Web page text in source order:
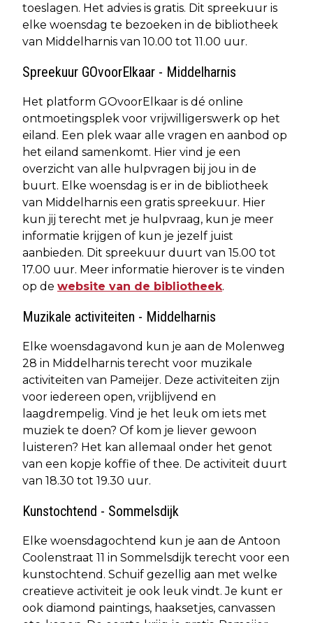
toeslagen. Het advies is gratis. Dit spreekuur is
elke woensdag te bezoeken in de bibliotheek
van Middelharnis van 10.00 tot 11.00 uur.
Spreekuur GOvoorElkaar - Middelharnis
Het platform GOvoorElkaar is dé online
ontmoetingsplek voor vrijwilligerswerk op het
eiland. Een plek waar alle vragen en aanbod op
het eiland samenkomt. Hier vind je een
overzicht van alle hulpvragen bij jou in de
buurt. Elke woensdag is er in de bibliotheek
van Middelharnis een gratis spreekuur. Hier
kun jij terecht met je hulpvraag, kun je meer
informatie krijgen of kun je jezelf juist
aanbieden. Dit spreekuur duurt van 15.00 tot
17.00 uur. Meer informatie hierover is te vinden
op de website van de bibliotheek.
Muzikale activiteiten - Middelharnis
Elke woensdagavond kun je aan de Molenweg
28 in Middelharnis terecht voor muzikale
activiteiten van Pameijer. Deze activiteiten zijn
voor iedereen open, vrijblijvend en
laagdrempelig. Vind je het leuk om iets met
muziek te doen? Of kom je liever gewoon
luisteren? Het kan allemaal onder het genot
van een kopje koffie of thee. De activiteit duurt
van 18.30 tot 19.30 uur.
Kunstochtend - Sommelsdijk
Elke woensdagochtend kun je aan de Antoon
Coolenstraat 11 in Sommelsdijk terecht voor een
kunstochtend. Schuif gezellig aan met welke
creatieve activiteit je ook leuk vindt. Je kunt er
ook diamond paintings, haaksetjes, canvassen